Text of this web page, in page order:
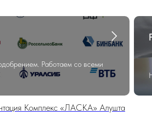
Работаем со всеми
Комплекс «ЛАСКА» Алушта